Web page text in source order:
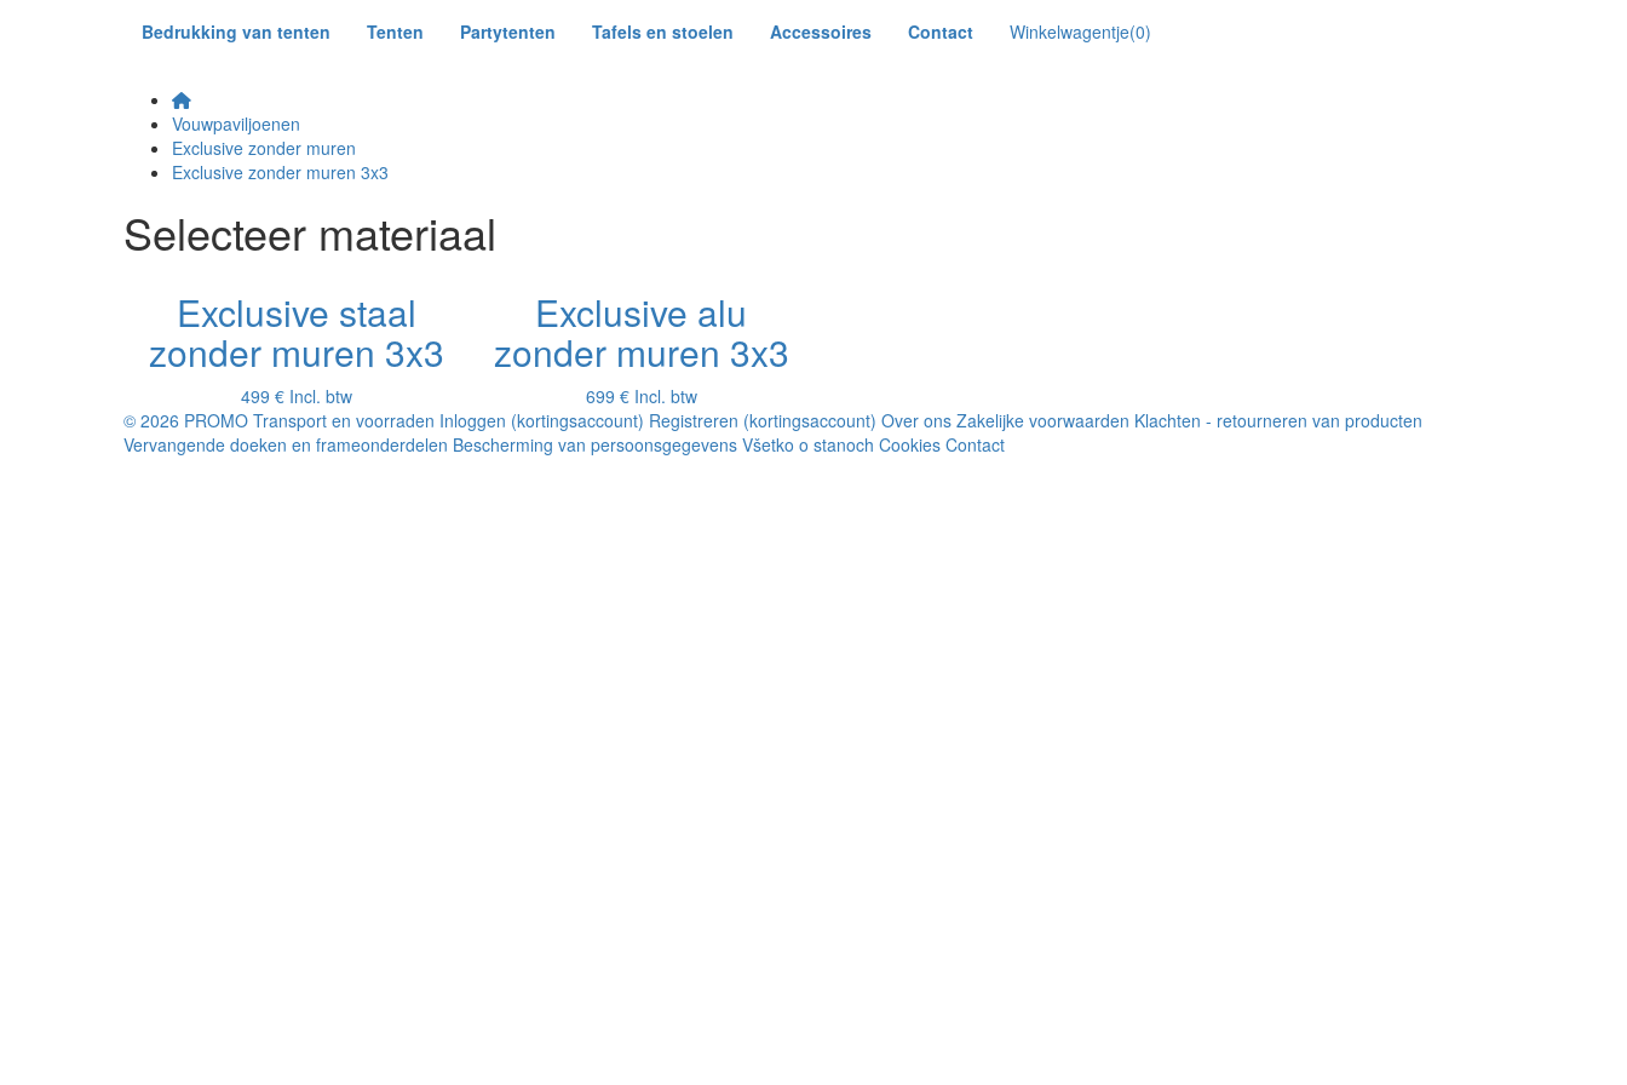
Bedrukking van tenten Tenten Partytenten Tafels en stoelen Accessoires Contact Winkelwagentje(0)
Vouwpaviljoenen
Exclusive zonder muren
Exclusive zonder muren 3x3
Selecteer materiaal
Exclusive staal
zonder muren 3x3
499 € Incl. btw
Exclusive alu
zonder muren 3x3
699 € Incl. btw
© 2026 PROMO Transport en voorraden Inloggen (kortingsaccount) Registreren (kortingsaccount) Over ons Zakelijke voorwaarden Klachten - retourneren van producten
Vervangende doeken en frameonderdelen Bescherming van persoonsgegevens Všetko o stanoch Cookies Contact